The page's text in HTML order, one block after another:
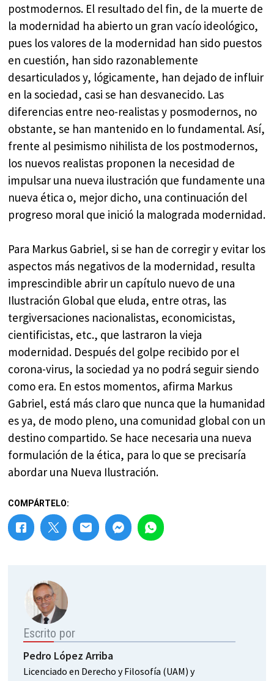
postmodernos. El resultado del fin, de la muerte de
la modernidad ha abierto un gran vacío ideológico,
pues los valores de la modernidad han sido puestos
en cuestión, han sido razonablemente
desarticulados y, lógicamente, han dejado de influir
en la sociedad, casi se han desvanecido. Las
diferencias entre neo-realistas y posmodernos, no
obstante, se han mantenido en lo fundamental. Así,
frente al pesimismo nihilista de los postmodernos,
los nuevos realistas proponen la necesidad de
impulsar una nueva ilustración que fundamente una
nueva ética o, mejor dicho, una continuación del
progreso moral que inició la malograda modernidad.
Para Markus Gabriel, si se han de corregir y evitar los
aspectos más negativos de la modernidad, resulta
imprescindible abrir un capítulo nuevo de una
Ilustración Global que eluda, entre otras, las
tergiversaciones nacionalistas, economicistas,
cientificistas, etc., que lastraron la vieja
modernidad. Después del golpe recibido por el
corona-virus, la sociedad ya no podrá seguir siendo
como era. En estos momentos, afirma Markus
Gabriel, está más claro que nunca que la humanidad
es ya, de modo pleno, una comunidad global con un
destino compartido. Se hace necesaria una nueva
formulación de la ética, para lo que se precisaría
abordar una Nueva Ilustración.
COMPÁRTELO:
Escrito por
Pedro López Arriba
Licenciado en Derecho y Filosofía (UAM) y